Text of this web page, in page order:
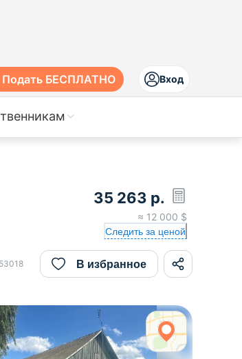
Подать БЕСПЛАТНО Вход
35 263 р.
≈ 12 000 $
Следить за ценой
В избранное